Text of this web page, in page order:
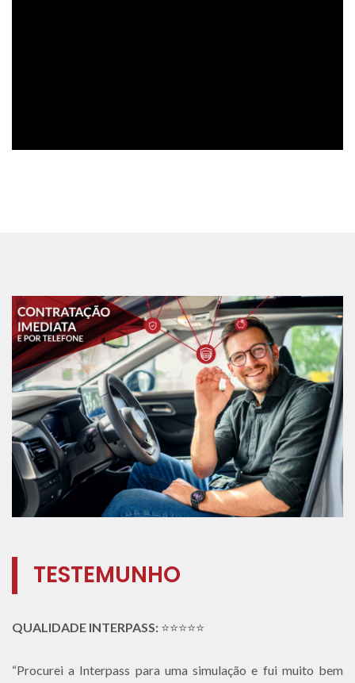
TESTEMUNHO
QUALIDADE INTERPASS: ⭐⭐⭐⭐⭐
“Procurei a Interpass para uma simulação e fui muito bem